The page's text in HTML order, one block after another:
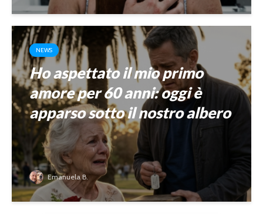
NEWS
Ho aspettato il mio primo
amore per 60 anni: oggi è
apparso sotto il nostro albero
Emanuela B.